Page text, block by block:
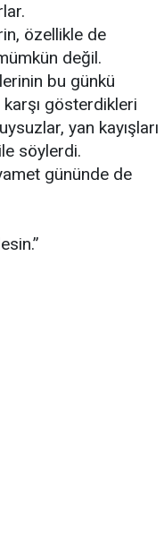
özellikle de
değil.
bu günkü
karşı gösterdikleri
yan kayışları
söylerdi.
gününde de